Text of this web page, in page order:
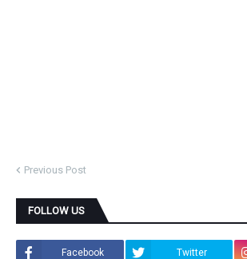
Previous Post
FOLLOW US
Facebook Twitter